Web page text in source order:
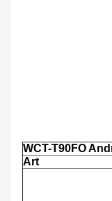
WCT-T90FO
Art